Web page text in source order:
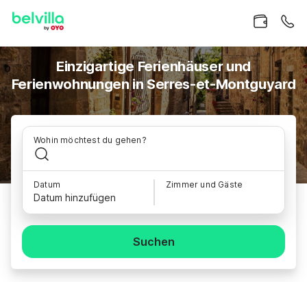
Einzigartige Ferienhäuser und
Ferienwohnungen in Serres-et-Montguyard
Wohin möchtest du gehen?
Datum
Datum hinzufügen
Zimmer und Gäste
Suchen